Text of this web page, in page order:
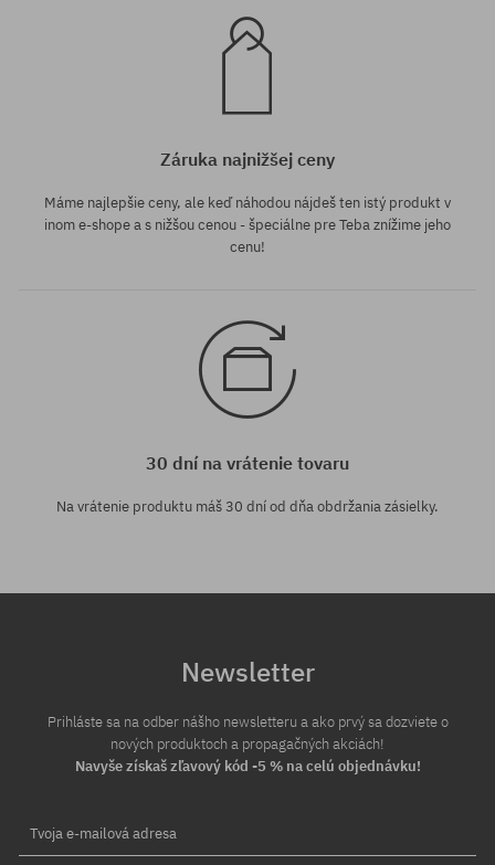
Záruka najnižšej ceny
Máme najlepšie ceny, ale keď náhodou nájdeš ten istý produkt v
inom e-shope a s nižšou cenou - špeciálne pre Teba znížime jeho
cenu!
30 dní na vrátenie tovaru
Na vrátenie produktu máš 30 dní od dňa obdržania zásielky.
Newsletter
Prihláste sa na odber nášho newsletteru a ako prvý sa dozviete o
nových produktoch a propagačných akciách!
Navyše získaš zľavový kód -5 % na celú objednávku!
Tvoja e-mailová adresa